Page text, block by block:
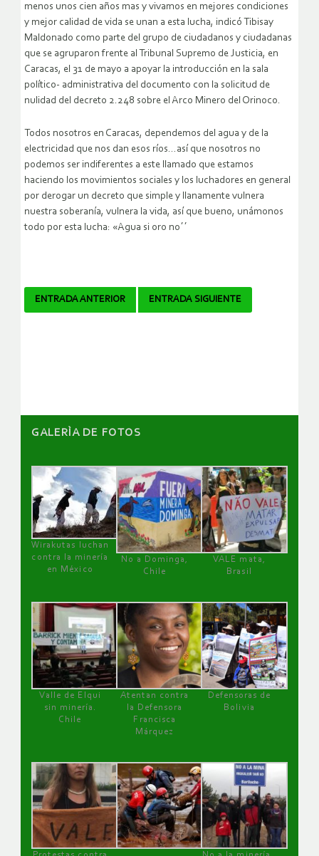
menos unos cien años mas y vivamos en mejores condiciones
y mejor calidad de vida se unan a esta lucha, indicó Tibisay
Maldonado como parte del grupo de ciudadanos y ciudadanas
que se agruparon frente al Tribunal Supremo de Justicia, en
Caracas, el 31 de mayo a apoyar la introducción en la sala
político- administrativa del documento con la solicitud de
nulidad del decreto 2.248 sobre el Arco Minero del Orinoco.
Todos nosotros en Caracas, dependemos del agua y de la
electricidad que nos dan esos ríos…así que nosotros no
podemos ser indiferentes a este llamado que estamos
haciendo los movimientos sociales y los luchadores en general
por derogar un decreto que simple y llanamente vulnera
nuestra soberanía, vulnera la vida, así que bueno, unámonos
todo por esta lucha: «Agua si oro no´´
Navegador
ENTRADA ANTERIOR ENTRADA SIGUIENTE
GALERÌA DE FOTOS
Wirakutas luchan
contra la minería
en México
No a Dominga,
Chile
VALE mata,
Brasil
Valle de Elqui
sin minería.
Chile
Atentan contra
la Defensora
Francisca
Márquez
Defensoras de
Bolivia